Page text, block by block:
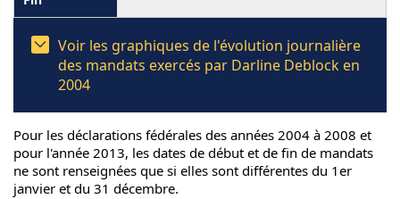
Voir les graphiques de l'évolution journalière
des mandats exercés par Darline Deblock en
2004
Pour les déclarations fédérales des années 2004 à 2008 et
pour l'année 2013, les dates de début et de fin de mandats
ne sont renseignées que si elles sont différentes du 1er
janvier et du 31 décembre.